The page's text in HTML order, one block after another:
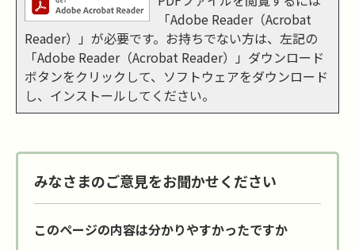
「Adobe Reader（Acrobat
Reader）」が必要です。お持ちでない方は、左記の
「Adobe Reader（Acrobat Reader）」ダウンロード
ボタンをクリックして、ソフトウェアをダウンロード
し、インストールしてください。
みなさまのご意見をお聞かせください
このページの内容は分かりやすかったですか